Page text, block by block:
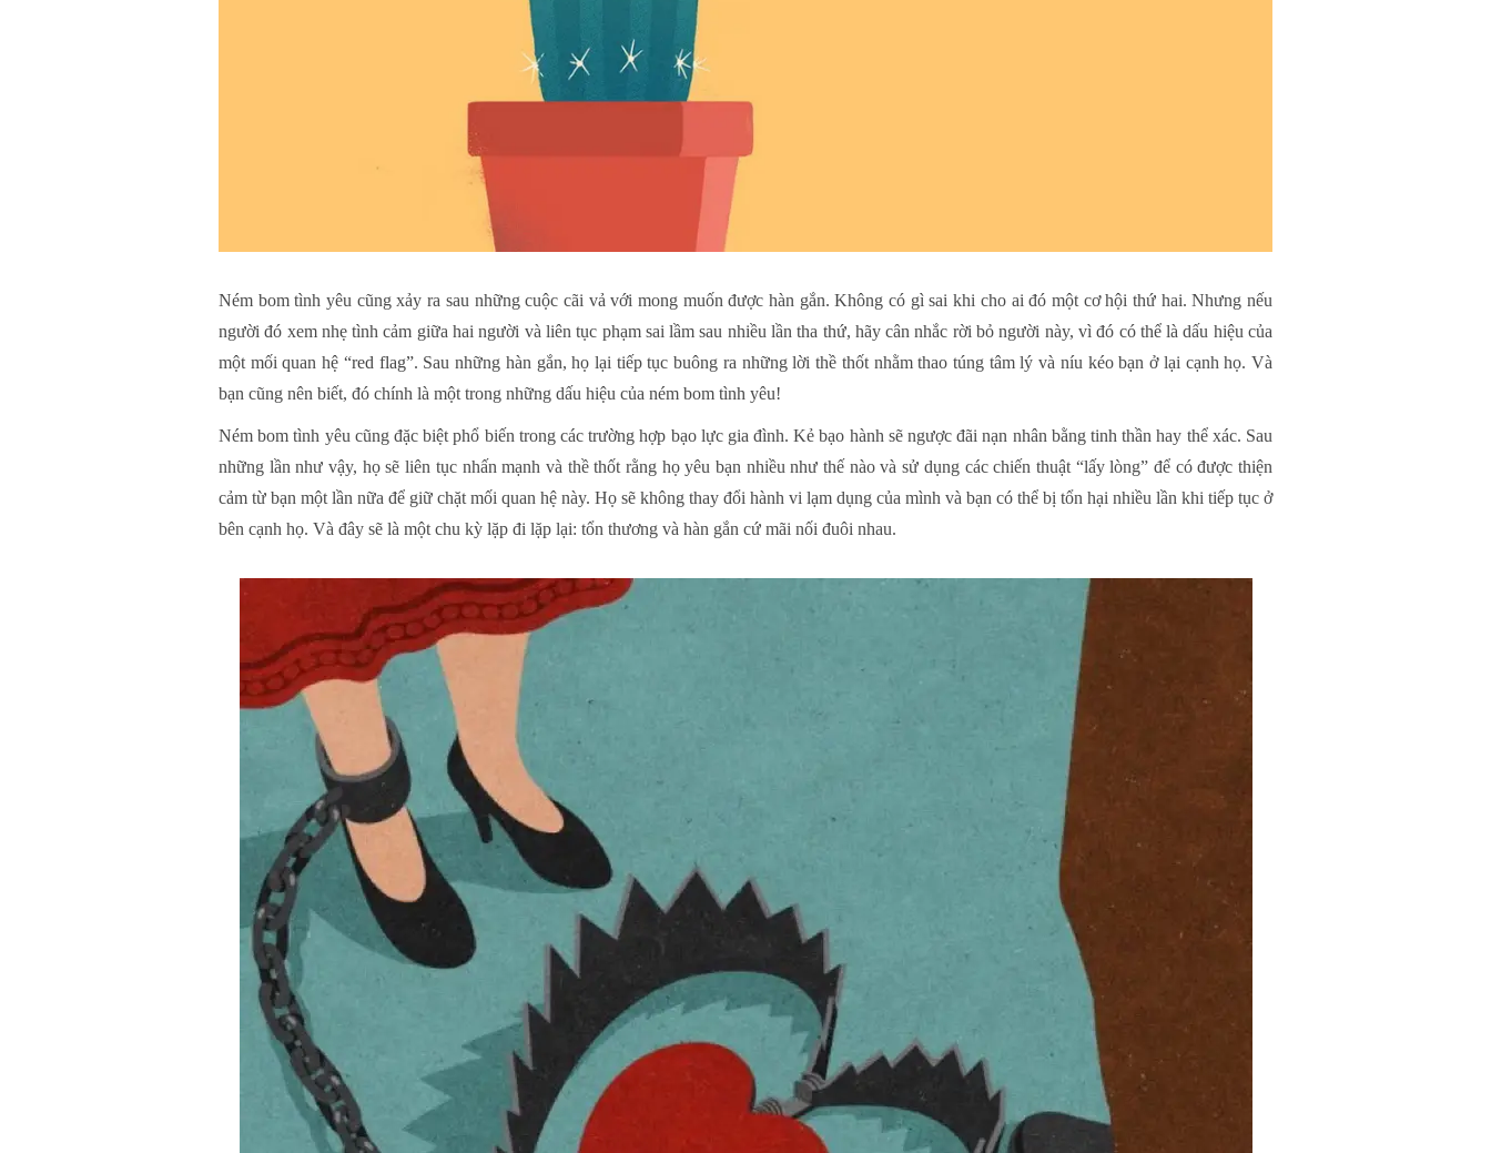
Ném bom tình yêu cũng xảy ra sau những cuộc cãi vả với mong muốn được hàn gắn. Không có gì sai khi cho ai đó một cơ hội thứ hai. Nhưng nếu
người đó xem nhẹ tình cảm giữa hai người và liên tục phạm sai lầm sau nhiều lần tha thứ, hãy cân nhắc rời bỏ người này, vì đó có thể là dấu hiệu của
một mối quan hệ “red flag”. Sau những hàn gắn, họ lại tiếp tục buông ra những lời thề thốt nhằm thao túng tâm lý và níu kéo bạn ở lại cạnh họ. Và
bạn cũng nên biết, đó chính là một trong những dấu hiệu của ném bom tình yêu!
Ném bom tình yêu cũng đặc biệt phổ biến trong các trường hợp bạo lực gia đình. Kẻ bạo hành sẽ ngược đãi nạn nhân bằng tinh thần hay thể xác. Sau
những lần như vậy, họ sẽ liên tục nhấn mạnh và thề thốt rằng họ yêu bạn nhiều như thế nào và sử dụng các chiến thuật “lấy lòng” để có được thiện
cảm từ bạn một lần nữa để giữ chặt mối quan hệ này. Họ sẽ không thay đổi hành vi lạm dụng của mình và bạn có thể bị tổn hại nhiều lần khi tiếp tục ở
bên cạnh họ. Và đây sẽ là một chu kỳ lặp đi lặp lại: tổn thương và hàn gắn cứ mãi nối đuôi nhau.